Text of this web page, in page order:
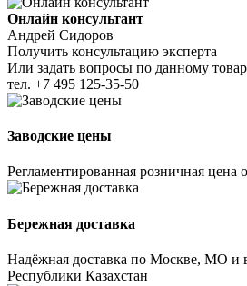
Онлайн консультант
Андрей Сидоров
Получить консультацию эксперта
Или задать вопросы по данному
тел. +7 495 125-35-50
Заводские цены
Регламентированная розничная цена
Бережная доставка
Надёжная доставка по Москве, МО и
Республики Казахстан